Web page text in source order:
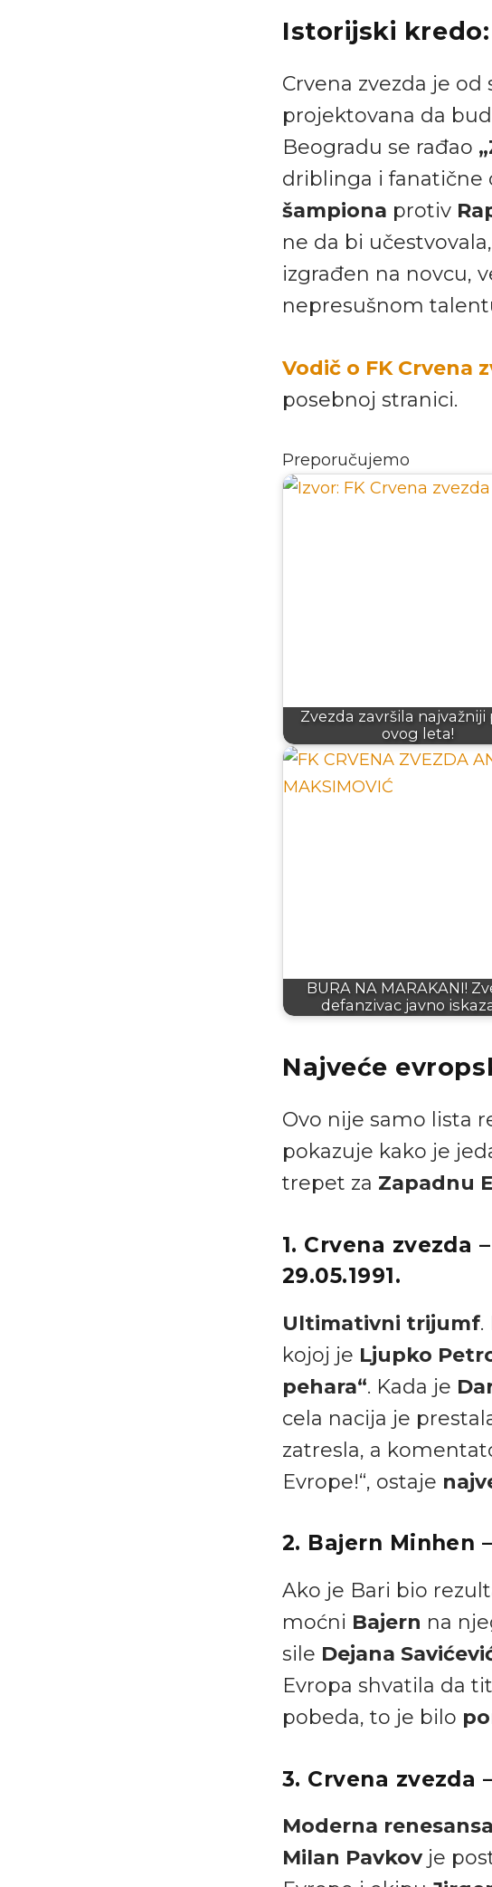
Istorijski
Crvena zvezda je od
projektovana da
Beogradu se rađao
driblinga i fanatične
šampiona protiv
ne da bi
izgrađen na novcu,
nepresušnom
Vodič o FK Crvena
posebnoj stranici.
Preporučujemo
Zvezda završila najvažniji
ovog leta!
BURA NA MARAKANI!
defanzivac javno
Najveće
Ovo nije samo lista
pokazuje kako je
trepet za Zapadnu
1. Crvena zvezda
29.05.1991.
Ultimativni trijumf.
kojoj je Ljupko
pehara“. Kada je
cela nacija je
zatresla, a
Evrope!“, ostaje
2. Bajern Minhen
Ako je Bari bio
moćni Bajern na
sile Dejana
Evropa shvatila da
pobeda, to je bilo
3. Crvena zvezda
Moderna renesansa
Milan Pavkovje